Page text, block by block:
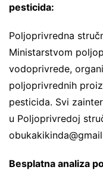
pesticida:
Poljoprivredna
Ministarstvom
vodoprivrede,
poljoprivrednih
pesticida. Svi
u Poljoprivredoj
Besplatna analiza